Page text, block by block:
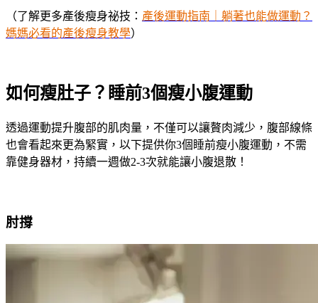
（了解更多產後瘦身祕技： 產後運動指南｜躺著也能做運動？
媽媽必看的產後瘦身教學）
如何瘦肚子？睡前3個瘦小腹運動
透過運動提升腹部的肌肉量，不僅可以讓贅肉減少，腹部線條
也會看起來更為緊實，以下提供你3個睡前瘦小腹運動，不需
靠健身器材，持續一週做2-3次就能讓小腹退散！
肘撐